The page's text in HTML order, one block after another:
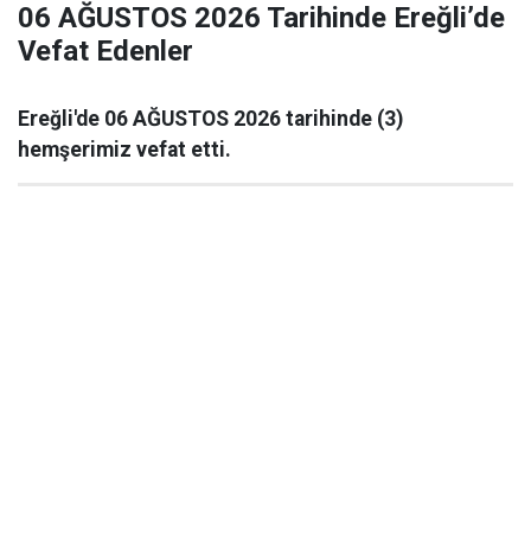
06 AĞUSTOS 2026 Tarihinde Ereğli’de
Vefat Edenler
Ereğli'de 06 AĞUSTOS 2026 tarihinde (3)
hemşerimiz vefat etti.